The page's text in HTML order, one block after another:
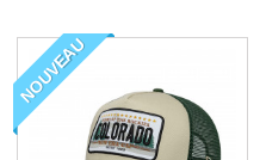
NOUVEAU